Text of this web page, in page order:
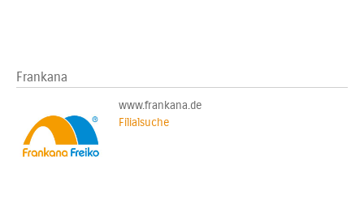
Frankana
www.frankana.de
Filialsuche